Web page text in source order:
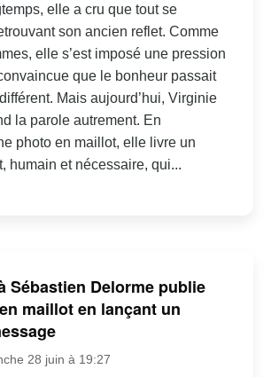
elle a cru que tout se
son ancien reflet. Comme
elle s’est imposé une pression
que le bonheur passait
Mais aujourd’hui, Virginie
la parole autrement. En
photo en maillot, elle livre un
humain et nécessaire, qui...
Sébastien Delorme publie
maillot en lançant un
28 juin à 19:27